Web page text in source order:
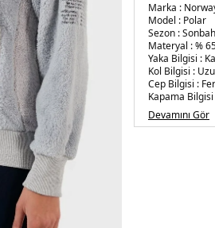
Marka :
Model : Polar
Sezon :
Materyal :%
Yaka Bilgisi :
Kol Bilgisi :
Cep Bilgisi :
Kapama Bilgisi
Detay :
-
-Yumuşak
Devamını Gör